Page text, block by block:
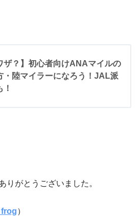
ザ？】初心者向けANAマイルの
・陸マイラーになろう！JAL派
りがとうございました。
）